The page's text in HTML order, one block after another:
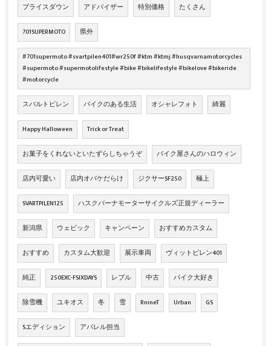
プライスダウン アドバイザー 特別価格 たくさん
701SUPERMOTO 県外
#701supermoto #svartpilen401#wr250f #ktm #ktmj #husqvarnamotorcycles
#supermoto #supermotolifestyle #bike #bikelifestyle #bikelove #bikeride
#motorcycle
スバルトピレン バイクのある生活 オシャレフォト 綺麗
Happy Halloween Trick or Treat
お菓子をくれないといたずらしちゃうぞ バイク屋さんのハロウィン
店内可愛い 店内オバケだらけ ジクサーSF250 極上
SVARTPILEN125 ハスクバーナモーターサイクルズ正規ディーラー
新潟県 ウェビック キャンペーン おすすめカスタム
おすすめ カスタム大歓迎 展示車両 ヴィットピレン401
純正 250EXC-FSIXDAYS レブル 中古 バイク大好き
除雪機 ユキオス 冬 雪 RnineT Urban GS
Sエディション アパレル担当